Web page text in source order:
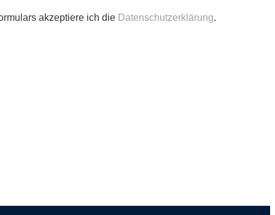
akzeptiere ich die Datenschutzerklärung.